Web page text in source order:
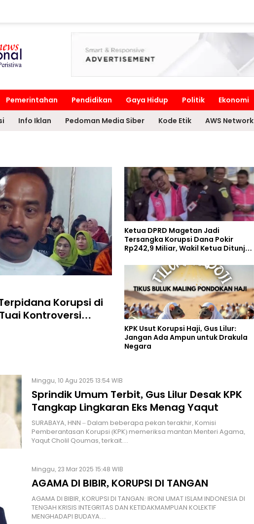
Pemerintahan Pendidikan Gaya Hidup Politik Ekonomi
Info Iklan Pedoman Media Siber Kode Etik AWS Network
Korupsi di
Kontroversi
Ketua DPRD Magetan Jadi
Tersangka Korupsi Dana Pokir
Rp242,9 Miliar, Wakil Ketua Ditunjuk
KPK Usut Korupsi Haji, Gus Lilur:
Jangan Ada Ampun untuk Drakula
Negara
Minggu, 10 Agu 2025 13:54 WIB
Sprindik Umum Terbit, Gus Lilur Desak KPK
Tangkap Lingkaran Eks Menag Yaqut
SURABAYA, HNN – Dalam beberapa pekan terakhir, Komisi
Pemberantasan Korupsi (KPK) memeriksa mantan Menteri Agama,
Yaqut Cholil Qoumas, terkait…
Minggu, 23 Mar 2025 15:48 WIB
AGAMA DI BIBIR, KORUPSI DI TANGAN
AGAMA DI BIBIR, KORUPSI DI TANGAN: IRONI UMAT ISLAM INDONESIA DI
TENGAH KRISIS INTEGRITAS DAN KETIDAKMAMPUAN KOLEKTIF
MENGHADAPI BUDAYA…